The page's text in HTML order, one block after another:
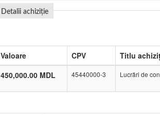
Detalii achiziție
Valoare CPV Titlu
450,000.00 MDL
45440000-3 Lucrări de